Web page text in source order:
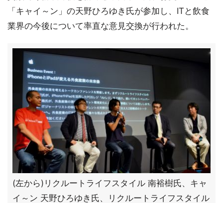
「キャイ～ン」の天野ひろゆき氏が参加し、ITと飲食
業界の今後について率直な意見交換が行われた。
(左から)リクルートライフスタイル 南裕樹氏、キャ
イ～ン 天野ひろゆき氏、リクルートライフスタイル